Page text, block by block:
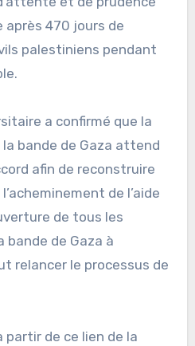
470 jours de
palestiniens pendant
a confirmé que la
bande de Gaza attend
afin de reconstruire
de l’aide
de tous les
bande de Gaza à
relancer le processus de
de ce lien de la